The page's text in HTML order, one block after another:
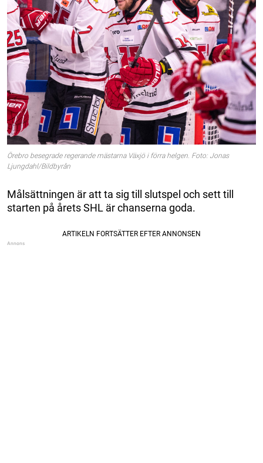
Örebro besegrade regerande mästarna Växjö i förra helgen. Foto: Jonas
Ljungdahl/Bildbyrån
Målsättningen är att ta sig till slutspel och sett till
starten på årets SHL är chanserna goda.